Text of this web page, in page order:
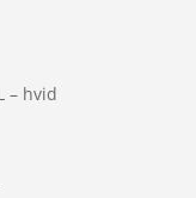
– hvid